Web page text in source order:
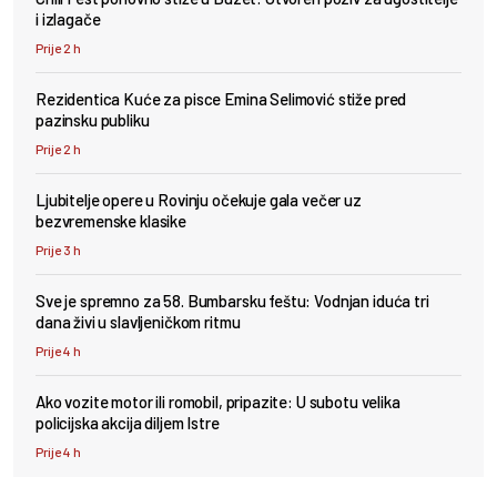
i izlagače
Prije 2 h
Rezidentica Kuće za pisce Emina Selimović stiže pred
pazinsku publiku
Prije 2 h
Ljubitelje opere u Rovinju očekuje gala večer uz
bezvremenske klasike
Prije 3 h
Sve je spremno za 58. Bumbarsku feštu: Vodnjan iduća tri
dana živi u slavljeničkom ritmu
Prije 4 h
Ako vozite motor ili romobil, pripazite: U subotu velika
policijska akcija diljem Istre
Prije 4 h